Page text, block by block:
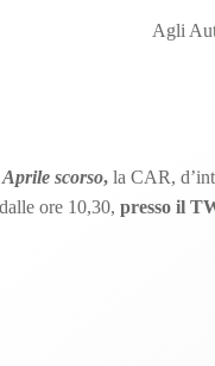
Agli
scorso, la CAR,
ore 10,30, presso il